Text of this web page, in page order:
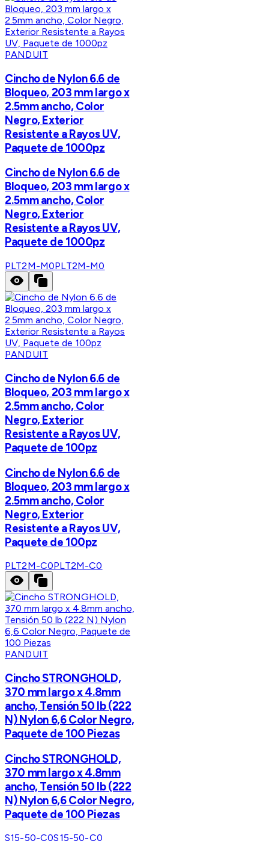
PANDUIT
Cincho de Nylon 6.6 de
Bloqueo, 203 mm largo x
2.5mm ancho, Color
Negro, Exterior
Resistente a Rayos UV,
Paquete de 1000pz
Cincho de Nylon 6.6 de
Bloqueo, 203 mm largo x
2.5mm ancho, Color
Negro, Exterior
Resistente a Rayos UV,
Paquete de 1000pz
PLT2M-M0PLT2M-M0
PANDUIT
Cincho de Nylon 6.6 de
Bloqueo, 203 mm largo x
2.5mm ancho, Color
Negro, Exterior
Resistente a Rayos UV,
Paquete de 100pz
Cincho de Nylon 6.6 de
Bloqueo, 203 mm largo x
2.5mm ancho, Color
Negro, Exterior
Resistente a Rayos UV,
Paquete de 100pz
PLT2M-C0PLT2M-C0
PANDUIT
Cincho STRONGHOLD,
370 mm largo x 4.8mm
ancho, Tensión 50 lb (222
N) Nylon 6,6 Color Negro,
Paquete de 100 Piezas
Cincho STRONGHOLD,
370 mm largo x 4.8mm
ancho, Tensión 50 lb (222
N) Nylon 6,6 Color Negro,
Paquete de 100 Piezas
S15-50-C0S15-50-C0